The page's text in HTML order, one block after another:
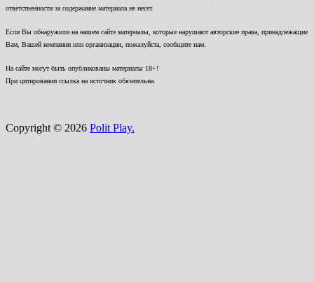
ответственности за содержание материала не несет.
Если Вы обнаружили на нашем сайте материалы, которые нарушают авторские права, принадлежащие
Вам, Вашей компании или организации, пожалуйста, сообщите нам.
На сайте могут быть опубликованы материалы 18+!
При цитировании ссылка на источник обязательна.
Copyright © 2026 Polit Play.